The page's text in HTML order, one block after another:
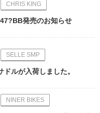
CHRIS KING
発売のお知らせ
SELLE SMP
ルが入荷しました。
NINER BIKES